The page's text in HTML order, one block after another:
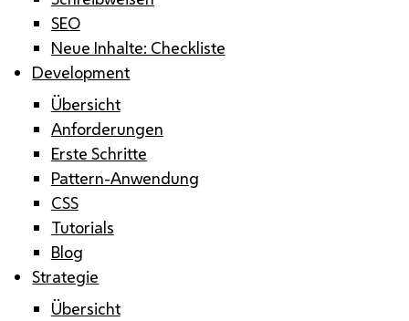
SEO
Neue Inhalte: Checkliste
Development
Übersicht
Anforderungen
Erste Schritte
Pattern-Anwendung
CSS
Tutorials
Blog
Strategie
Übersicht